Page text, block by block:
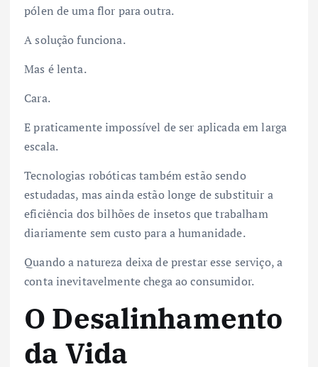
pólen de uma flor para outra.
A solução funciona.
Mas é lenta.
Cara.
E praticamente impossível de ser aplicada em larga
escala.
Tecnologias robóticas também estão sendo
estudadas, mas ainda estão longe de substituir a
eficiência dos bilhões de insetos que trabalham
diariamente sem custo para a humanidade.
Quando a natureza deixa de prestar esse serviço, a
conta inevitavelmente chega ao consumidor.
O Desalinhamento
da Vida